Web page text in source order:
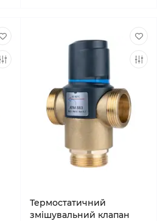
Термостатичний
змішувальний клапан